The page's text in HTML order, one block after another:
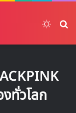
งทั่วโลก